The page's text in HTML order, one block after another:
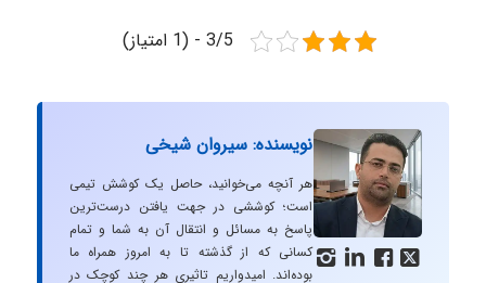
3/5 - (1 امتیاز)
   
نویسنده: سیروان شیخی
هر آنچه می‌خوانید، حاصل یک کوشش تیمی
است؛ کوششی در جهت یافتن درست‌ترین
پاسخ به مسائل و انتقال آن به شما و تمام
کسانی که از گذشته تا به امروز همراه ما
بوده‌اند. امیدواریم تاثیری هر چند کوچک در